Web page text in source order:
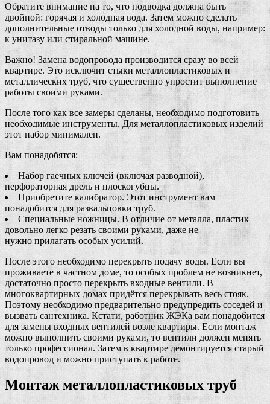
Обратите внимание на то, что подводка должна быть
двойной: горячая и холодная вода. Затем можно сделать
дополнительные отводы только для холодной воды, например:
к унитазу или стиральной машине.
Важно! Замена водопровода производится сразу во всей
квартире. Это исключит стыки металлопластиковых и
металлических труб, что существенно упростит выполнение
работы своими руками.
После того как все замеры сделаны, необходимо подготовить
необходимые инструменты. Для металлопластиковых изделий
этот набор минимален.
Вам понадобятся:
Набор гаечных ключей (включая разводной),
перфораторная дрель и плоскогубцы.
Приобретите калибратор. Этот инструмент вам
понадобится для развальцовки труб.
Специальные ножницы. В отличие от металла, пластик
довольно легко резать своими руками, даже не
нужно прилагать особых усилий.
После этого необходимо перекрыть подачу воды. Если вы
проживаете в частном доме, то особых проблем не возникнет,
достаточно просто перекрыть входные вентили. В
многоквартирных домах придётся перекрывать весь стояк.
Поэтому необходимо предварительно предупредить соседей и
вызвать сантехника. Кстати, работник ЖЭКа вам понадобится
для замены входных вентилей возле квартиры. Если монтаж
можно выполнить своими руками, то вентили должен менять
только профессионал. Затем в квартире демонтируется старый
водопровод и можно приступать к работе.
Монтаж металлопластиковых труб